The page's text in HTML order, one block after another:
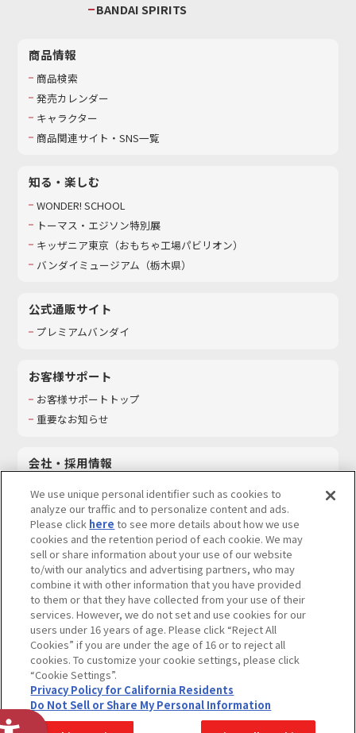
BANDAI SPIRITS
商品情報
商品検索
発売カレンダー
キャラクター
商品関連サイト・SNS一覧
知る・楽しむ
WONDER! SCHOOL
トーマス・エジソン特別展
キッザニア東京（おもちゃ工場パビリオン）​
バンダイミュージアム（栃木県）
公式通販サイト
プレミアムバンダイ
お客様サポート
お客様サポートトップ
重要なお知らせ
会社・採用情報
採用情報
サステナビリティ
お問い合わせ
ウェブサイトご利用条件 ソーシャルメディアポリシー
個人情報及び特定個人情報等の取り扱いに関する保護方針
Do Not Sell or Share My Personal Information著作権・商標について
カスタマーハラスメントに対する基本的な対応方針
We use unique personal identifier such as cookies to
analyze our traffic and to personalize content and ads.
Please click here to see more details about how we use
cookies and the retention period of each cookie. We may
sell or share information about your use of our website
to/with our analytics and advertising partners, who may
combine it with other information that you have provided
to them or that they have collected from your use of their
services. However, we do not set and use cookies for our
users under 16 years of age. Please click “Reject All
Cookies” if you are under the age of 16 or to reject all
cookies. To customize your cookie settings, please click
“Cookie Settings”.
Privacy Policy for California Residents
Do Not Sell or Share My Personal Information